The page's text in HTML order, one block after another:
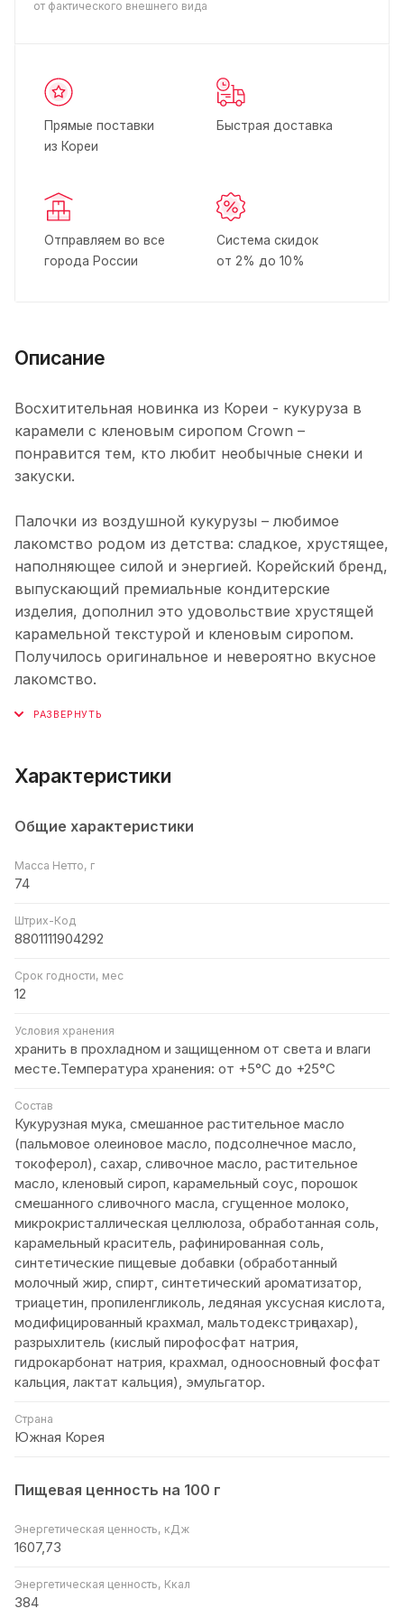
от фактического внешнего вида
Прямые поставки
из Кореи
Быстрая доставка
Отправляем во все
города России
Система скидок
от 2% до 10%
Описание
Восхитительная новинка из Кореи - кукуруза в
карамели с кленовым сиропом Crown –
понравится тем, кто любит необычные снеки и
закуски.
Палочки из воздушной кукурузы – любимое
лакомство родом из детства: сладкое, хрустящее,
наполняющее силой и энергией. Корейский бренд,
выпускающий премиальные кондитерские
изделия, дополнил это удовольствие хрустящей
карамельной текстурой и кленовым сиропом.
Получилось оригинальное и невероятно вкусное
лакомство.
Характеристики
Общие характеристики
Масса Нетто, г
74
Штрих-Код
8801111904292
Срок годности, мес
12
Условия хранения
хранить в прохладном и защищенном от света и влаги
месте.Температура хранения: от +5°С до +25°С
Состав
Кукурузная мука, смешанное растительное масло
(пальмовое олеиновое масло, подсолнечное масло,
токоферол), сахар, сливочное масло, растительное
масло, кленовый сироп, карамельный соус, порошок
смешанного сливочного масла, сгущенное молоко,
микрокристаллическая целлюлоза, обработанная соль,
карамельный краситель, рафинированная соль,
синтетические пищевые добавки (обработанный
молочный жир, спирт, синтетический ароматизатор,
триацетин, пропиленгликоль, ледяная уксусная кислота,
модифицированный крахмал, мальтодекстриңсахар),
разрыхлитель (кислый пирофосфат натрия,
гидрокарбонат натрия, крахмал, одноосновный фосфат
кальция, лактат кальция), эмульгатор.
Страна
Южная Корея
Пищевая ценность на 100 г
Энергетическая ценность, кДж
1607,73
Энергетическая ценность, Ккал
384